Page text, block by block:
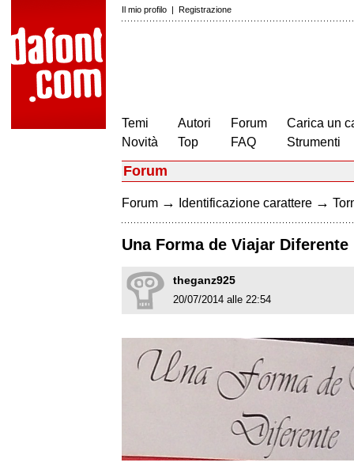
Il mio profilo | Registrazione
Temi
Novità
Autori
Top
Forum
FAQ
Carica un
Strumenti
Forum
Forum → Identificazione carattere →
Una Forma de Viajar Diferente
theganz925
20/07/2014 alle 22:54